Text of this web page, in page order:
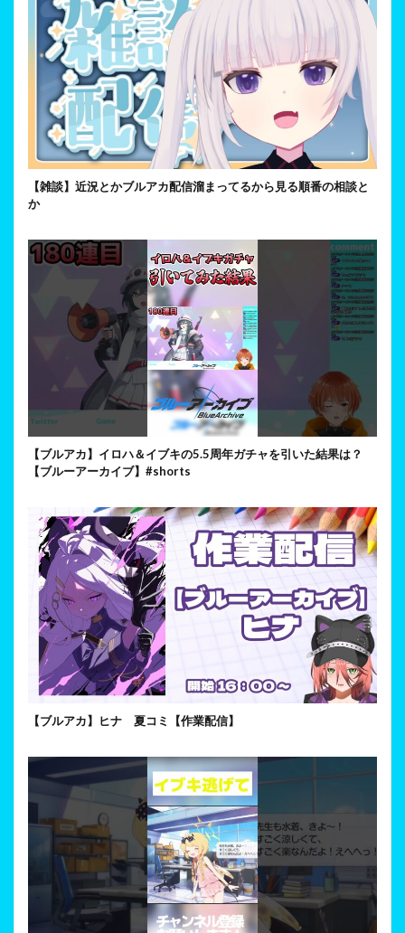
【雑談】近況とかブルアカ配信溜まってるから見る順番の相談と
か
【ブルアカ】イロハ＆イブキの5.5周年ガチャを引いた結果は？
【ブルーアーカイブ】#shorts
【ブルアカ】ヒナ 夏コミ【作業配信】